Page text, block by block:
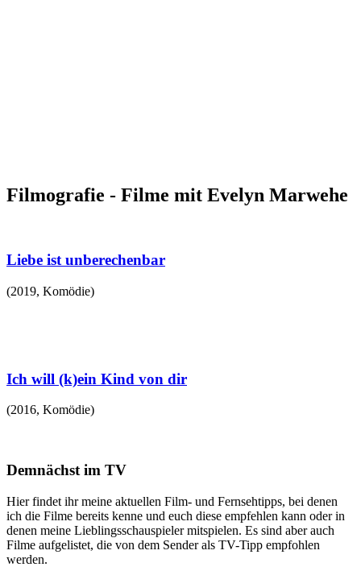
Filmografie - Filme mit Evelyn Marwehe
Liebe ist unberechenbar
(2019, Komödie)
Ich will (k)ein Kind von dir
(2016, Komödie)
Demnächst im TV
Hier findet ihr meine aktuellen Film- und Fernsehtipps, bei denen
ich die Filme bereits kenne und euch diese empfehlen kann oder in
denen meine Lieblingsschauspieler mitspielen. Es sind aber auch
Filme aufgelistet, die von dem Sender als TV-Tipp empfohlen
werden.